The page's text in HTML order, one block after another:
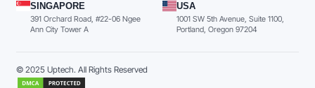
SINGAPORE
391 Orchard Road, #22-06 Ngee
Ann City Tower A
USA
1001 SW 5th Avenue, Suite 1100,
Portland, Oregon 97204
© 2025 Uptech. All Rights Reserved